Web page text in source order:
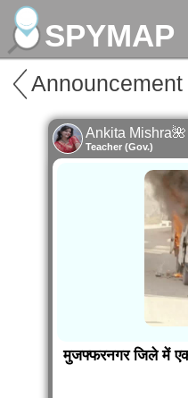
SPYMAP
Announcement
Ankita Mishra🌺
Teacher (Gov.)
मुजफ्फरनगर जिले में